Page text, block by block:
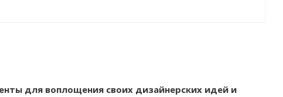
для воплощения своих дизайнерских идей и